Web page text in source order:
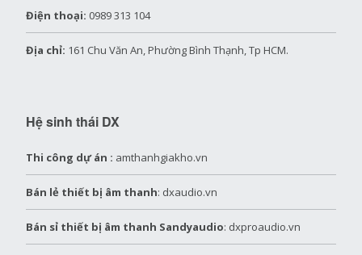
Điện thoại: 0989 313 104
Địa chỉ: 161 Chu Văn An, Phường Bình Thạnh, Tp HCM.
Hệ sinh thái DX
Thi công dự án : amthanhgiakho.vn
Bán lẻ thiết bị âm thanh: dxaudio.vn
Bán sỉ thiết bị âm thanh Sandyaudio: dxproaudio.vn